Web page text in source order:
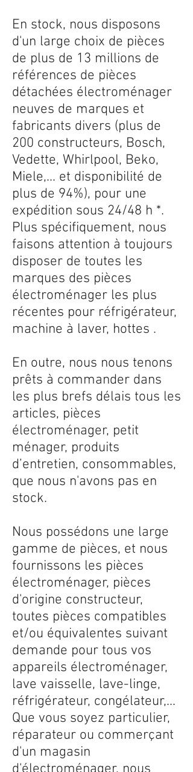
En stock, nous disposons
d'un large choix de pièces
de plus de 13 millions de
références de pièces
détachées électroménager
neuves de marques et
fabricants divers (plus de
200 constructeurs, Bosch,
Vedette, Whirlpool, Beko,
Miele,... et disponibilité de
plus de 94%), pour une
expédition sous 24/48 h *.
Plus spécifiquement, nous
faisons attention à toujours
disposer de toutes les
marques des pièces
électroménager les plus
récentes pour réfrigérateur,
machine à laver, hottes .
En outre, nous nous tenons
prêts à commander dans
les plus brefs délais tous les
articles, pièces
électroménager, petit
ménager, produits
d’entretien, consommables,
que nous n'avons pas en
stock.
Nous possédons une large
gamme de pièces, et nous
fournissons les pièces
électroménager, pièces
d'origine constructeur,
toutes pièces compatibles
et/ou équivalentes suivant
demande pour tous vos
appareils électroménager,
lave vaisselle, lave-linge,
réfrigérateur, congélateur,...
Que vous soyez particulier,
réparateur ou commerçant
d'un magasin